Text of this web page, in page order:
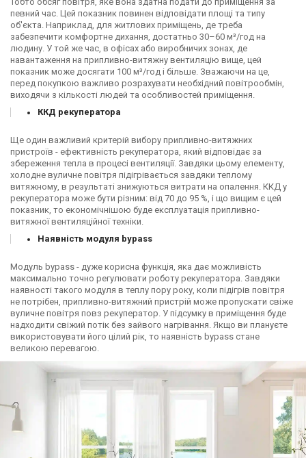
певний час. Цей показник повинен відповідати площі та типу
об'єкта. Наприклад, для житлових приміщень, де треба
забезпечити комфортне дихання, достатньо 30–60 м³/год на
людину. У той же час, в офісах або виробничих зонах, де
навантаження на припливно-витяжну вентиляцію вище, цей
показник може досягати 100 м³/год і більше. Зважаючи на це,
перед покупкою важливо розрахувати необхідний повітрообмін,
виходячи з кількості людей та особливостей приміщення.
ККД рекуператора
Ще один важливий критерій вибору припливно-витяжних
пристроїв - ефективність рекуператора, який відповідає за
збереження тепла в процесі вентиляції. Завдяки цьому елементу,
холодне вуличне повітря підігрівається завдяки теплому
витяжному, в результаті знижуються витрати на опалення. ККД у
рекуператора може бути різним: від 70 до 95 %, і що вищим є цей
показник, то економічнішою буде експлуатація припливно-
витяжної вентиляційної техніки.
Наявність модуля bypass
Модуль bypass - дуже корисна функція, яка дає можливість
максимально точно регулювати роботу рекуператора. Завдяки
наявності такого модуля в теплу пору року, коли підігрів повітря
не потрібен, припливно-витяжний пристрій може пропускати свіже
вуличне повітря повз рекуператор. У підсумку в приміщення буде
надходити свіжий потік без зайвого нагрівання. Якщо ви плануєте
використовувати його цілий рік, то наявність bypass стане
великою перевагою.